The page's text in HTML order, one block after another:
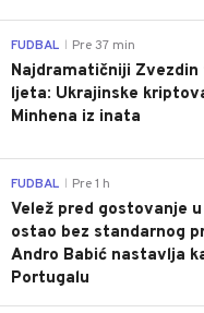
FUDBAL Pre 37 min
Najdramatičniji
ljeta: Ukrajinske
Minhena iz inata
FUDBAL Pre 1 h
Velež pred gostovanje
ostao bez standarnog
Andro Babić nastavlja
Portugalu